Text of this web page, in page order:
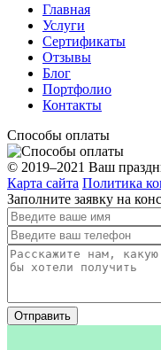
Главная
Услуги
Сертификаты
Отзывы
Блог
Портфолио
Контакты
Способы оплаты
© 2019–2021 Ваш
Карта сайта Политика
Заполните заявку на
Отправить